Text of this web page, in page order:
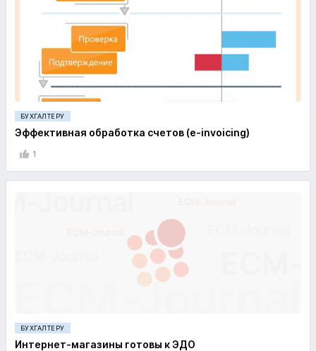
БУХГАЛТЕРУ
Эффективная обработка счетов (e-invoicing)
1
БУХГАЛТЕРУ
Интернет-магазины готовы к ЭДО